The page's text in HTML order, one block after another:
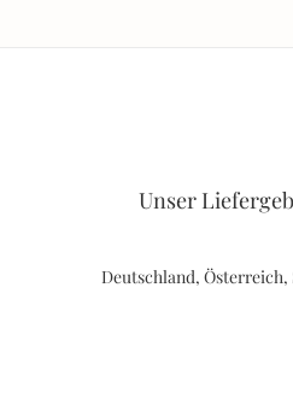
Unser
Deutschland, Österreich,